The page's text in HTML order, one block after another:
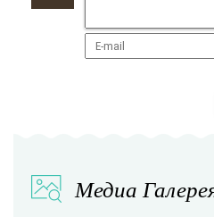
Медиа